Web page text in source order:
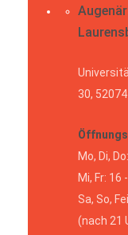
30,
Mo, Di,
Mi, Fr: 16
Sa, So,
(nach 21